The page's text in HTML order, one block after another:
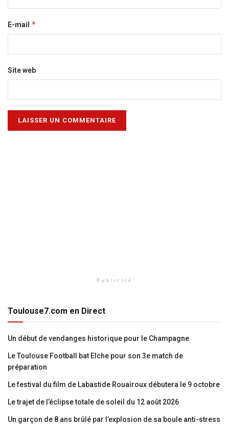
E-mail *
Site web
Publicité
Toulouse7.com en Direct
Un début de vendanges historique pour le Champagne
Le Toulouse Football bat Elche pour son 3e match de
préparation
Le festival du film de Labastide Rouairoux débutera le 9 octobre
Le trajet de l’éclipse totale de soleil du 12 août 2026
Un garçon de 8 ans brûlé par l’explosion de sa boule anti-stress